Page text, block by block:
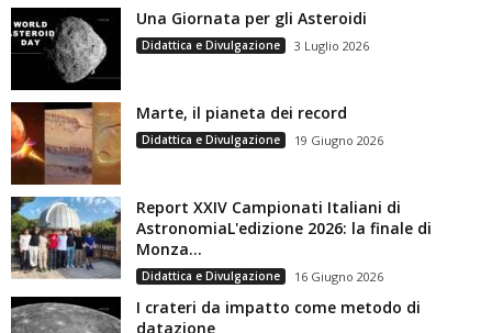
Una Giornata per gli Asteroidi
Didattica e Divulgazione 3 Luglio 2026
Marte, il pianeta dei record
Didattica e Divulgazione 19 Giugno 2026
Report XXIV Campionati Italiani di
AstronomiaL'edizione 2026: la finale di
Monza...
Didattica e Divulgazione 16 Giugno 2026
I crateri da impatto come metodo di
datazione